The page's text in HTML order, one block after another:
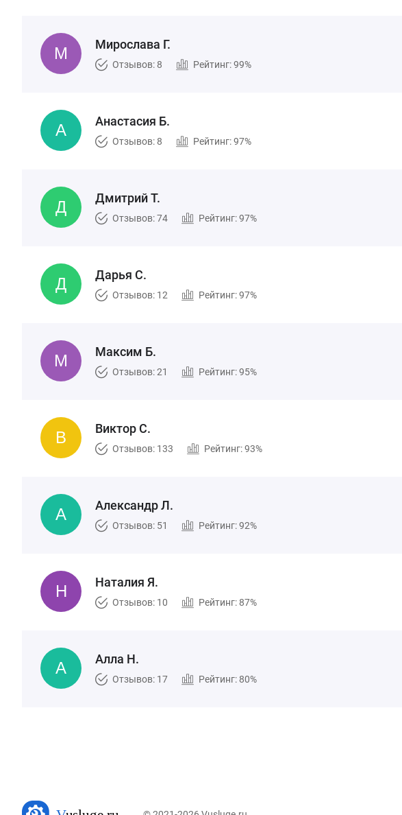
Мирослава Г.
Отзывов: 8 Рейтинг: 99%
Анастасия Б.
Отзывов: 8 Рейтинг: 97%
Дмитрий Т.
Отзывов: 74 Рейтинг: 97%
Дарья С.
Отзывов: 12 Рейтинг: 97%
Максим Б.
Отзывов: 21 Рейтинг: 95%
Виктор С.
Отзывов: 133 Рейтинг: 93%
Александр Л.
Отзывов: 51 Рейтинг: 92%
Наталия Я.
Отзывов: 10 Рейтинг: 87%
Алла Н.
Отзывов: 17 Рейтинг: 80%